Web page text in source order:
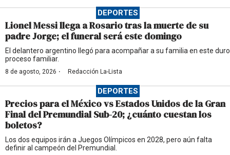
DEPORTES
Lionel Messi llega a Rosario tras la muerte de su
padre Jorge; el funeral será este domingo
El delantero argentino llegó para acompañar a su familia en este duro
proceso familiar.
8 de agosto, 2026 · Redacción La-Lista
DEPORTES
Precios para el México vs Estados Unidos de la Gran
Final del Premundial Sub-20; ¿cuánto cuestan los
boletos?
Los dos equipos irán a Juegos Olímpicos en 2028, pero aún falta
definir al campeón del Premundial.